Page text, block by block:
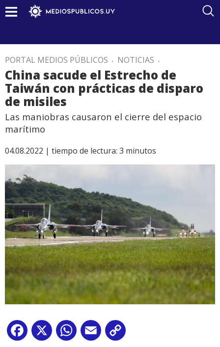
PORTAL MEDIOS PÚBLICOS . NOTICIAS .
China sacude el Estrecho de
Taiwán con prácticas de disparo
de misiles
Las maniobras causaron el cierre del espacio
marítimo
04.08.2022 | tiempo de lectura: 3 minutos
Facebook
X WhatsApp
Email